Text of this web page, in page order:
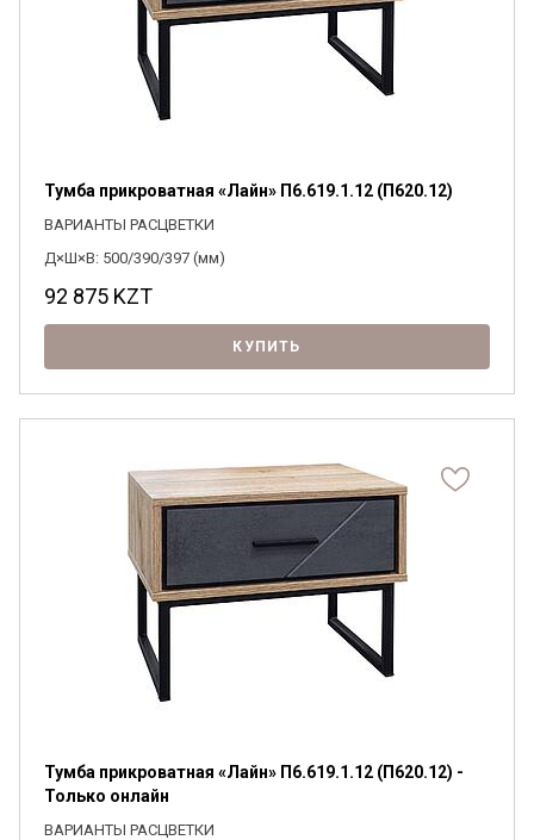
Тумба прикроватная «Лайн» П6.619.1.12 (П620.12)
ВАРИАНТЫ РАСЦВЕТКИ
Д×Ш×В: 500/390/397 (мм)
92 875 KZT
КУПИТЬ
Тумба прикроватная «Лайн» П6.619.1.12 (П620.12) -
Только онлайн
ВАРИАНТЫ РАСЦВЕТКИ